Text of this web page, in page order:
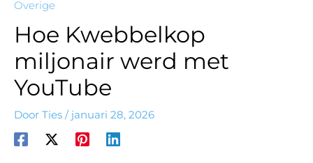
Overige
Hoe Kwebbelkop
miljonair werd met
YouTube
Door Ties / januari 28, 2026